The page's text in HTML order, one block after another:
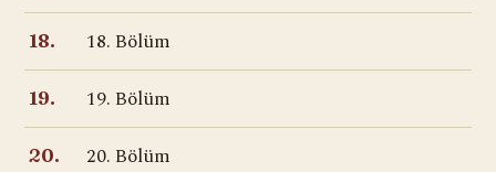
18. 18. Bölüm
19. 19. Bölüm
20. 20. Bölüm